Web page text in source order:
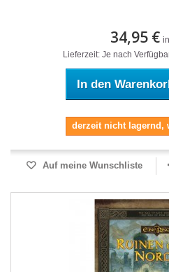
34,95 €
Lieferzeit: Je nach
In den
derzeit nicht lagernd,
Auf meine Wunschliste